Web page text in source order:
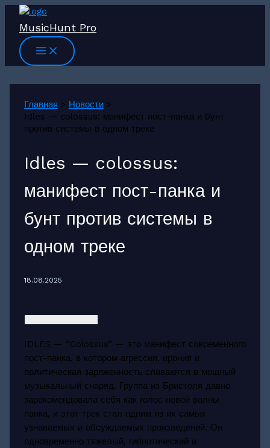
Перейти
содержимому
MusicHunt Pro
Главная
Новости
Idles — colossus: манифест пост-панка и бунт
против системы в одном треке
Idles — colossus:
манифест пост-панка и
бунт против системы в
одном треке
18.08.2025
IDLES — “Colossus” — это манифест современного
пост-панка, в котором агрессия, ирония и
политическая заряженность сливаются в мощный
музыкальный снаряд. Группа из Бристоля давно
зарекомендовала себя как голос новой волны
панка, и этот трек стал одним из их самых
узнаваемых и обсуждаемых произведений. Он
одновременно тяжелый, гипнотический и